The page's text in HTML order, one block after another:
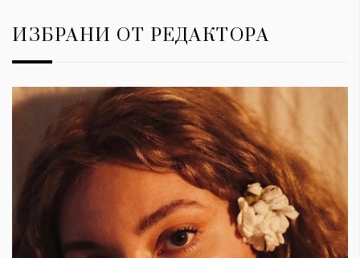
ИЗБРАНИ ОТ РЕДАКТОРА